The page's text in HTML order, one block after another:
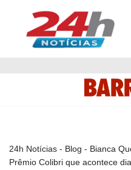
Pular
24h Notícias - Blog - Bianca
Prêmio Colibri que acontece